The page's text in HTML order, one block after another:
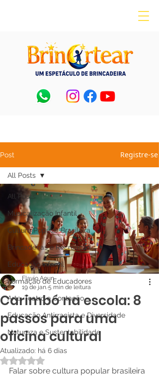
Post Registre-se
All Posts
Musicalização Infantil
Cultura Popular Brasileira
Brincadeiras e Recreação
Educação Infantil
Formação de Educadores
Arte, Teatro e Contação
Educação Antirracista e Diversidade
Natureza e Sustentabilidade
All Posts
Carimbó na escola: 8
passos para uma
oficina cultural
Flavio Aoun
19 de jan.5 min de leitura
Atualizado: há 6 dias
Avaliado com NaN de 5 estrelas.
Falar sobre cultura popular brasileira